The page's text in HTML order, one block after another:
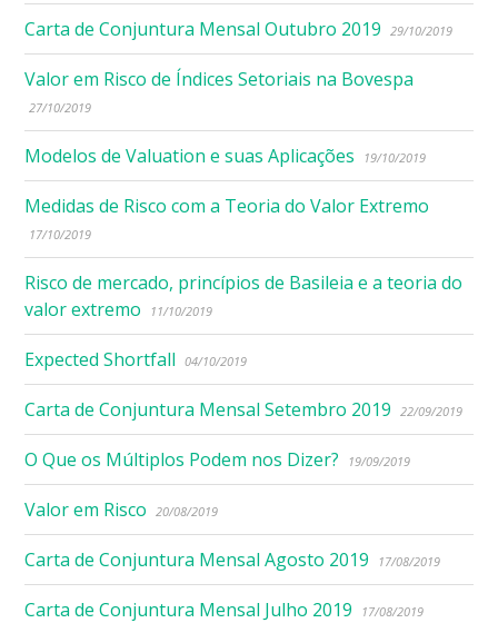
Carta de Conjuntura Mensal Outubro 2019 29/10/2019
Valor em Risco de Índices Setoriais na Bovespa
27/10/2019
Modelos de Valuation e suas Aplicações 19/10/2019
Medidas de Risco com a Teoria do Valor Extremo
17/10/2019
Risco de mercado, princípios de Basileia e a teoria do
valor extremo
11/10/2019
Expected Shortfall 04/10/2019
Carta de Conjuntura Mensal Setembro 2019 22/09/2019
O Que os Múltiplos Podem nos Dizer? 19/09/2019
Valor em Risco 20/08/2019
Carta de Conjuntura Mensal Agosto 2019 17/08/2019
Carta de Conjuntura Mensal Julho 2019 17/08/2019